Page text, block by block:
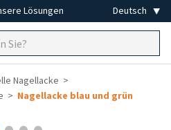
Lösungen
Nagellacke
Nagellacke blau und grün